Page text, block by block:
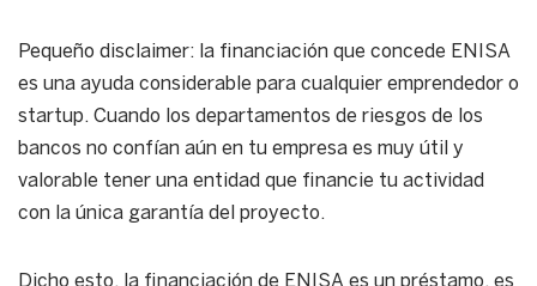
Pequeño disclaimer: la financiación que concede ENISA
es una ayuda considerable para cualquier emprendedor o
startup. Cuando los departamentos de riesgos de los
bancos no confían aún en tu empresa es muy útil y
valorable tener una entidad que financie tu actividad
con la única garantía del proyecto.
Dicho esto, la financiación de ENISA es un préstamo, es